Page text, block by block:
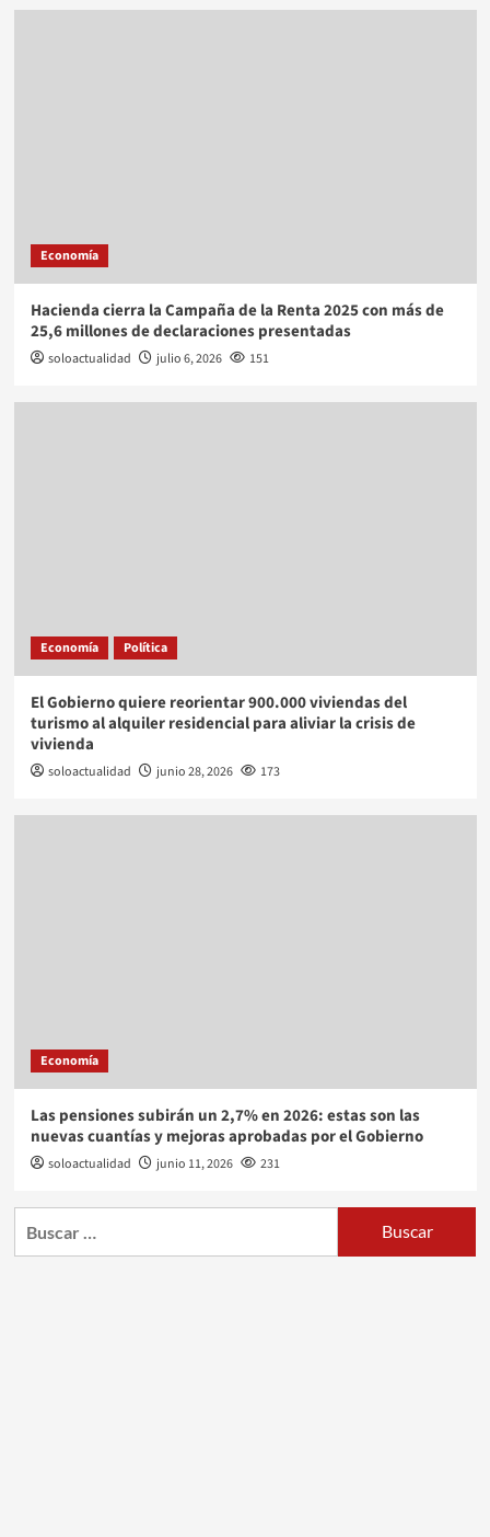
Economía
Hacienda cierra la Campaña de la Renta 2025 con más de
25,6 millones de declaraciones presentadas
soloactualidad julio 6, 2026 151
Economía Política
El Gobierno quiere reorientar 900.000 viviendas del
turismo al alquiler residencial para aliviar la crisis de
vivienda
soloactualidad junio 28, 2026 173
Economía
Las pensiones subirán un 2,7% en 2026: estas son las
nuevas cuantías y mejoras aprobadas por el Gobierno
soloactualidad junio 11, 2026 231